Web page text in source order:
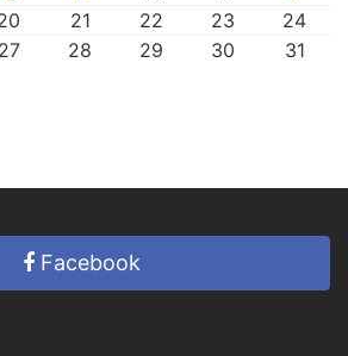
21 22 23
24
27 28 29 30
31
Facebook